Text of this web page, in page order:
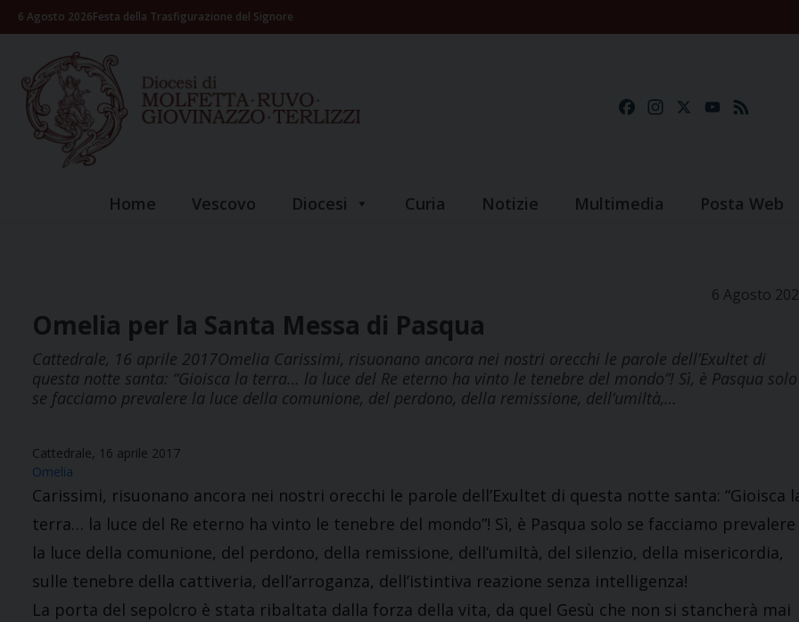
Skip6 Agosto 2026Festa della Trasfigurazione del Signore
FacebookInstagramYouTube
Home Vescovo Diocesi Curia Notizie Multimedia Posta Web
6 Agosto
Omelia per la Santa Messa di Pasqua
Cattedrale, 16 aprile 2017Omelia Carissimi, risuonano ancora nei nostri orecchi le parole dell’Exultet di
questa notte santa: “Gioisca la terra… la luce del Re eterno ha vinto le tenebre del mondo”! Sì, è Pasqua solo
se facciamo prevalere la luce della comunione, del perdono, della remissione, dell’umiltà,…
Cattedrale, 16 aprile 2017
Omelia
Carissimi, risuonano ancora nei nostri orecchi le parole dell’Exultet di questa notte santa: “Gioisca
terra… la luce del Re eterno ha vinto le tenebre del mondo”! Sì, è Pasqua solo se facciamo prevalere
la luce della comunione, del perdono, della remissione, dell’umiltà, del silenzio, della misericordia,
sulle tenebre della cattiveria, dell’arroganza, dell’istintiva reazione senza intelligenza!
La porta del sepolcro è stata ribaltata dalla forza della vita, da quel Gesù che non si stancherà mai